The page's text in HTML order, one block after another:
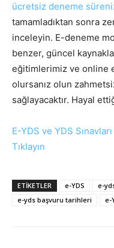
ücretsiz deneme
tamamladıktan sonra
inceleyin. E-deneme
benzer, güncel
eğitimlerimiz ve online
olursanız olun
sağlayacaktır. Hayal
E-YDS ve YDS
Tıklayın
ETIKETLER e-YDS e-
e-yds başvuru tarihleri
e-